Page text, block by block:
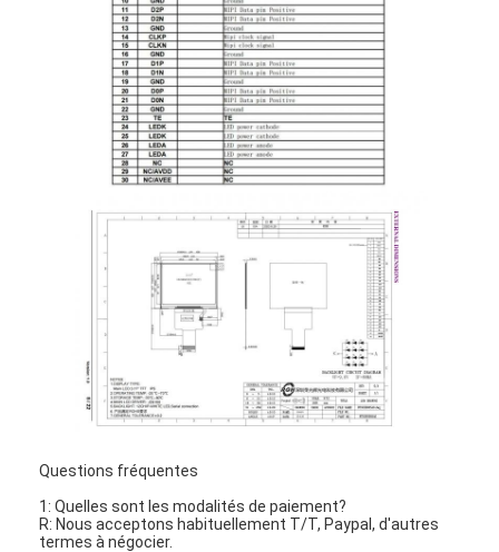
Questions fréquentes
1: Quelles sont les modalités de paiement?
R: Nous acceptons habituellement T/T, Paypal, d'autres
termes à négocier.